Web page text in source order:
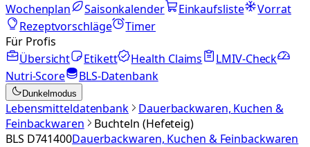
Wochenplan
Saisonkalender Einkaufsliste
Vorrat
Rezeptvorschläge
Timer
Für Profis
Übersicht
Etikett Health Claims
LMIV-Check
Nutri-Score
BLS-Datenbank
Dunkelmodus
Lebensmitteldatenbank
Dauerbackwaren, Kuchen &
Feinbackwaren
Buchteln (Hefeteig)
BLS D741400Dauerbackwaren, Kuchen & Feinbackwaren